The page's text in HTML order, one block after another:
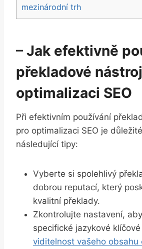
mezinárodní trh
– Jak efektivně
překladové
optimalizaci SEO
Při efektivním používání
pro optimalizaci SEO je
následující tipy:
Vyberte si spolehlivý
dobrou reputací, který
kvalitní překlady.
Zkontrolujte nastavení,
specifické jazykové
viditelnost vašeho obsahu